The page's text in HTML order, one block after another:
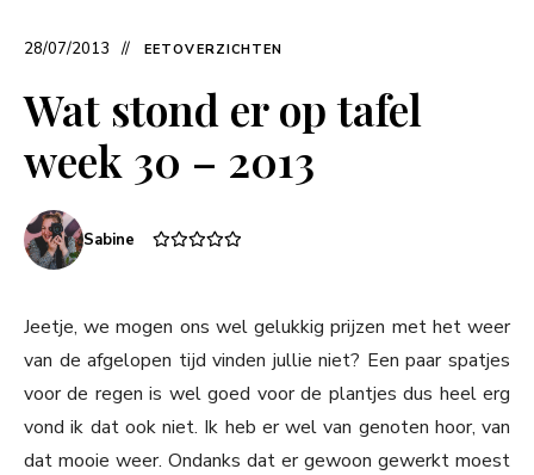
28/07/2013 EETOVERZICHTEN
Wat stond er op tafel
week 30 – 2013
Sabine
Jeetje, we mogen ons wel gelukkig prijzen met het weer
van de afgelopen tijd vinden jullie niet? Een paar spatjes
voor de regen is wel goed voor de plantjes dus heel erg
vond ik dat ook niet. Ik heb er wel van genoten hoor, van
dat mooie weer. Ondanks dat er gewoon gewerkt moest